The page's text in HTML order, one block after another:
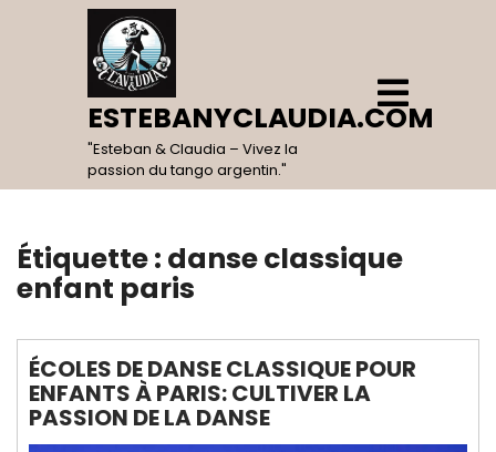
ESTEBANYCLAUDIA.COM
"Esteban & Claudia – Vivez la
passion du tango argentin."
Open
Menu
Étiquette : danse classique
enfant paris
ÉCOLES DE DANSE CLASSIQUE POUR
ENFANTS À PARIS: CULTIVER LA
PASSION DE LA DANSE